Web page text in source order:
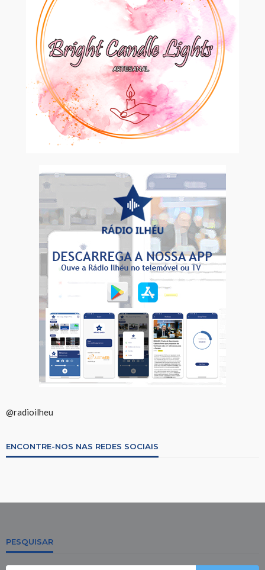
@radioilheu
ENCONTRE-NOS NAS REDES SOCIAIS
PESQUISAR